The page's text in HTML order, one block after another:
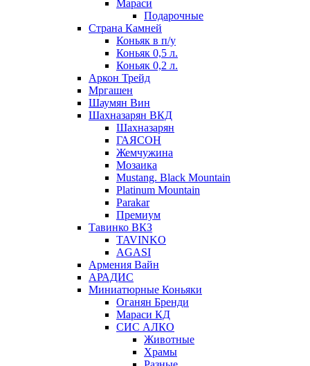
Мараси
Подарочные
Страна Камней
Коньяк в п/у
Коньяк 0,5 л.
Коньяк 0,2 л.
Аркон Трейд
Мргашен
Шаумян Вин
Шахназарян ВКД
Шахназарян
ГАЯСОН
Жемчужина
Мозаика
Mustang. Black Mountain
Platinum Mountain
Parakar
Премиум
Тавинко ВКЗ
TAVINKO
AGASI
Армения Вайн
АРАДИС
Миниатюрные Коньяки
Оганян Бренди
Мараси КД
СИС АЛКО
Животные
Храмы